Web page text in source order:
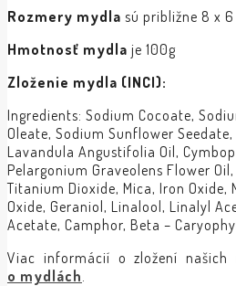
Rozmery mydla sú približne 8 x
Hmotnosť mydla je 100g
Zloženie mydla (INCI):
Ingredients: Sodium Cocoate,
Oleate, Sodium Sunflower
Lavandula Angustifolia Oil,
Pelargonium Graveolens Flower
Titanium Dioxide, Mica, Iron Oxide,
Oxide, Geraniol, Linalool, Linalyl
Acetate, Camphor, Beta –
Viac informácií o zložení našich
o mydlách.